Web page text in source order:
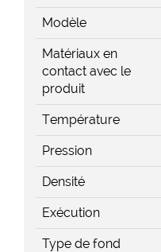
Modèle
Matériaux en
contact avec le
produit
Température
Pression
Densité
Exécution
Type de fond